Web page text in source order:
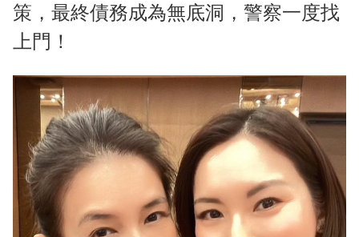
策，最終債務成為無底洞，警察一度找
上門！